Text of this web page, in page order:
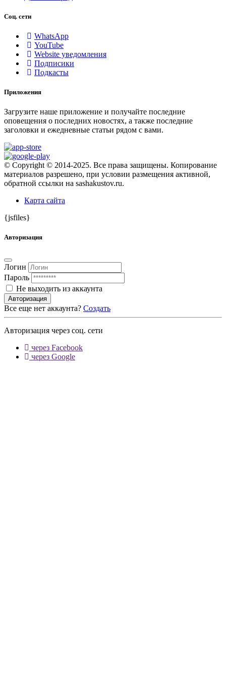
Соц. сети
WhatsApp
YouTube
Website уведомления
Подписики
Подкасты
Приложения
Загрузите наше приложение и получайте последние
оповещения о последних новостях, а также последние
заголовки и ежедневные статьи рядом с вами.
© Copyright © 2014-2025. Все права защищены. Копирование
материалов разрешено, при условии размещения активной,
обратной ссылки на sashakustov.ru.
Карта сайта
{jsfiles}
Авторизация
Логин
Пароль
Не выходить из аккаунта
Авторизация
Все еще нет аккаунта? Создать
Авторизация через соц. сети
через Facebook
через Google